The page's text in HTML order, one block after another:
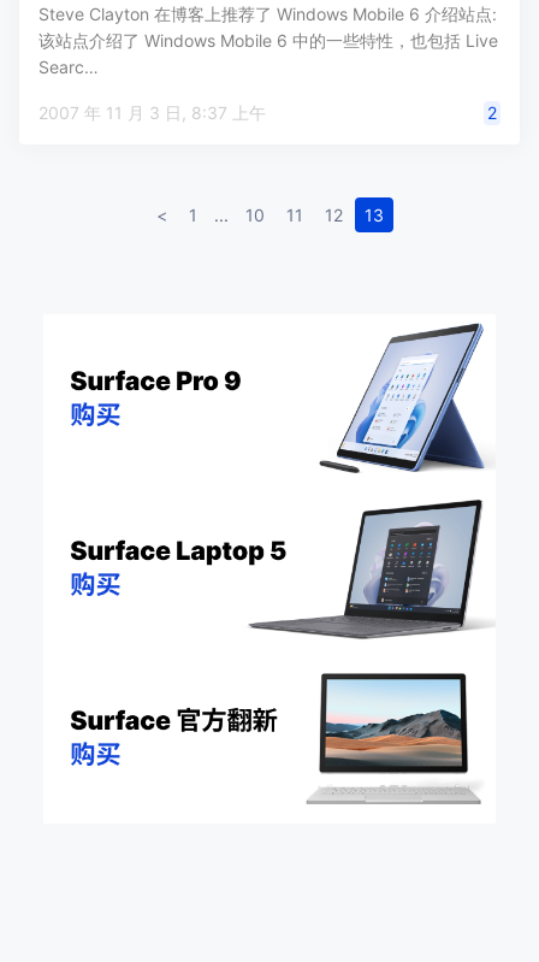
Steve Clayton 在博客上推荐了 Windows Mobile 6 介绍站点:
该站点介绍了 Windows Mobile 6 中的一些特性，也包括 Live
Searc…
2007 年 11 月 3 日, 8:37 上午 2
< 1 ... 10 11 12 13